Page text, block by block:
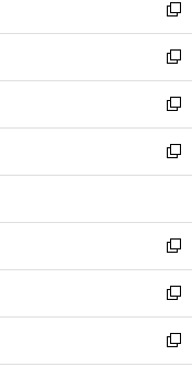
く
で
開
く
ド
ウ
で
開
く
ィ
ン
ド
ウ
で
開
く
い
ウ
ィ
ン
ド
ウ
で
開
新
し
い
ウ
ィ
ン
ド
ウ
開
く
新
し
い
ウ
ィ
ン
ウ
で
開
く
新
し
い
ウ
ン
ド
ウ
で
開
く
新
し
ウ
ィ
ン
ド
ウ
で
新
し
い
ウ
ィ
新
し
い
新